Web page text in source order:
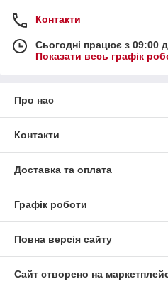
привертати увагу: ніжний
🧿 Багато людей вірять, що
властивості — відганяють злих
🎨 Елемент для творчих та
подзенькування, додаючи йому
Контакти
Сьогодні працює з 09:00
Показати весь графік
Про нас
Контакти
Доставка та оплата
Графік роботи
Повна версія сайту
Сайт створено на